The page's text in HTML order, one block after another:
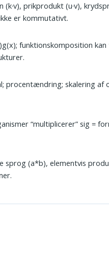
(k·v), prikprodukt (u·v),
er kommutativt.
funktionskomposition
procentændring; skalering af
“multiplicerer” sig =
sprog (a*b), elementvis